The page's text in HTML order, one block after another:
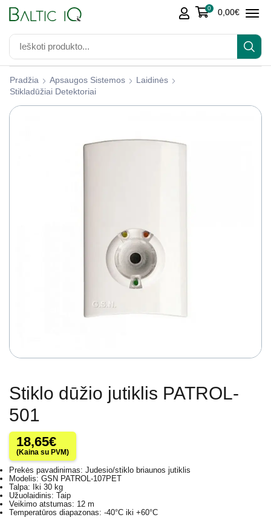
0 0,00€
Pradžia Apsaugos Sistemos
Laidinės
Stikladūžiai Detektoriai
Stiklo dūžio jutiklis PATROL-
501
18,65€
(Kaina su PVM)
Prekės pavadinimas: Judesio/stiklo briaunos jutiklis
Modelis: GSN PATROL-107PET
Talpa: Iki 30 kg
Užuolaidinis: Taip
Veikimo atstumas: 12 m
Temperatūros diapazonas: -40°C iki +60°C